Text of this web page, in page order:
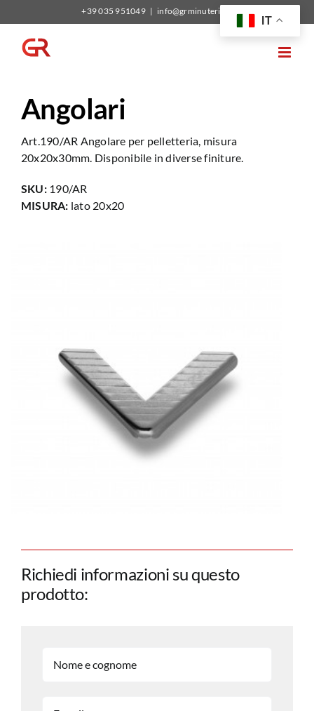
al
contenuto
+39 035 951049 | info@grminuterie.it
Angolari
Art.190/AR Angolare per pelletteria, misura
20x20x30mm. Disponibile in diverse finiture.
SKU:190/AR
MISURA: lato 20x20
Richiedi informazioni su questo
prodotto:
IT